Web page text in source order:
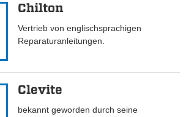
Chilton
Vertrieb von englischsprachigen
Reparaturanleitungen.
Clevite
bekannt geworden durch seine